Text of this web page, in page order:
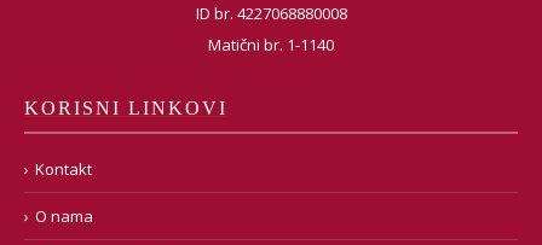
ID br. 4227068880008
Matični br. 1-1140
KORISNI LINKOVI
Kontakt
O nama